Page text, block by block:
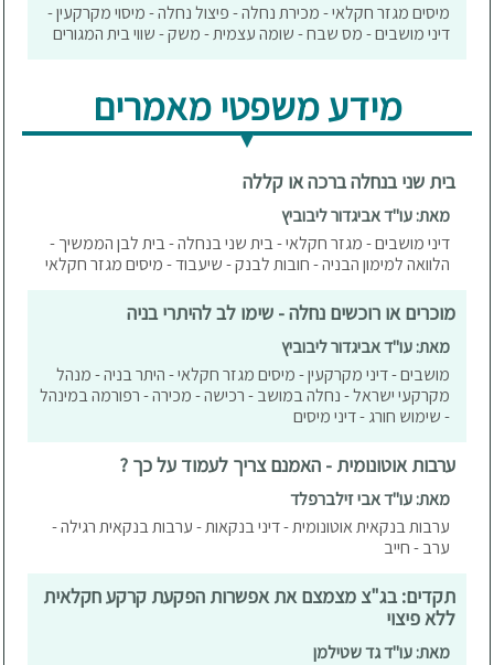
מיסים מגזר חקלאי - מכירת נחלה - פיצול נחלה - מיסוי מקרקעין -
דיני מושבים - מס שבח - שומה עצמית - משק - שווי בית המגורים
מידע משפטי מאמרים
בית שני בנחלה ברכה או קללה
מאת: עו"ד אביגדור ליבוביץ
דיני מושבים - מגזר חקלאי - בית שני בנחלה - בית לבן הממשיך -
הלוואה למימון הבניה - חובות לבנק - שיעבוד - מיסים מגזר חקלאי
מוכרים או רוכשים נחלה - שימו לב להיתרי בניה
מאת: עו"ד אביגדור ליבוביץ
מושבים - דיני מקרקעין - מיסים מגזר חקלאי - היתר בניה - מנהל
מקרקעי ישראל - נחלה במושב - רכישה - מכירה - רפורמה במינהל
- שימוש חורג - דיני מיסים
ערבות אוטונומית - האמנם צריך לעמוד על כך ?
מאת: עו"ד אבי זילברפלד
ערבות בנקאית אוטונומית - דיני בנקאות - ערבות בנקאית רגילה -
ערב - חייב
תקדים: בג"צ מצמצם את אפשרות הפקעת קרקע חקלאית
ללא פיצוי
מאת: עו"ד גד שטילמן